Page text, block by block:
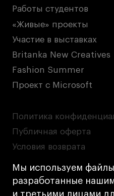
Мы используем
разработанные
и третьими лицами
Работы студентов
«Живые» проекты
Участие в выставках
Britanka New Creatives
Fashion Summer
Проект с Microsoft
Политика
Публичная оферта
Условия возврата
Кредит на образование
Лицензия на
деятельности АНО ВО